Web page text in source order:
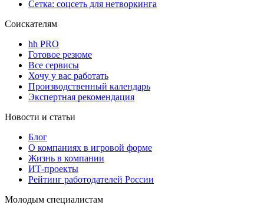
Сетка: соцсеть для нетворкинга
Соискателям
hh PRO
Готовое резюме
Все сервисы
Хочу у вас работать
Производственный календарь
Экспертная рекомендация
Новости и статьи
Блог
О компаниях в игровой форме
Жизнь в компании
ИТ-проекты
Рейтинг работодателей России
Молодым специалистам